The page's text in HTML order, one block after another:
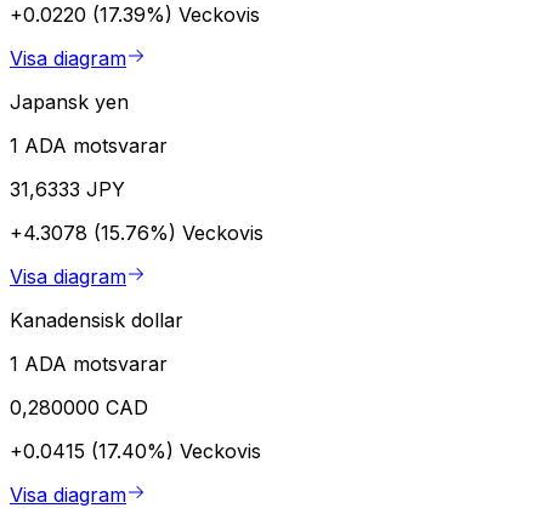
+0.0220 (17.39%) Veckovis
Visa diagram
Japansk yen
1 ADA motsvarar
31,6333 JPY
+4.3078 (15.76%) Veckovis
Visa diagram
Kanadensisk dollar
1 ADA motsvarar
0,280000 CAD
+0.0415 (17.40%) Veckovis
Visa diagram